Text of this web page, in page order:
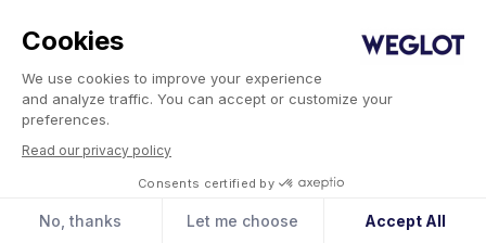
Cookies
We use cookies to improve your experience
and analyze traffic. You can accept or customize your
preferences.
Read our privacy policy
Consents certified by
No, thanks Let me choose Accept All
اخترتها
ترجمة جوجل متوفرة بأكثر من 130 لغة، وهذا يعني إنها
تدعم عدد كبير جدًا من اللغات. لكن لأنها تغطي العديد
من اللغات، فإنه لا يمكنه توفير نفس المستوى من